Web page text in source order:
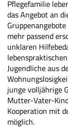
Pflegefamilie
das Angebot an
mehr passend
unklaren
Jugendliche aus
junge volljährige
Mutter-Vater-
Kooperation mit
möglich.